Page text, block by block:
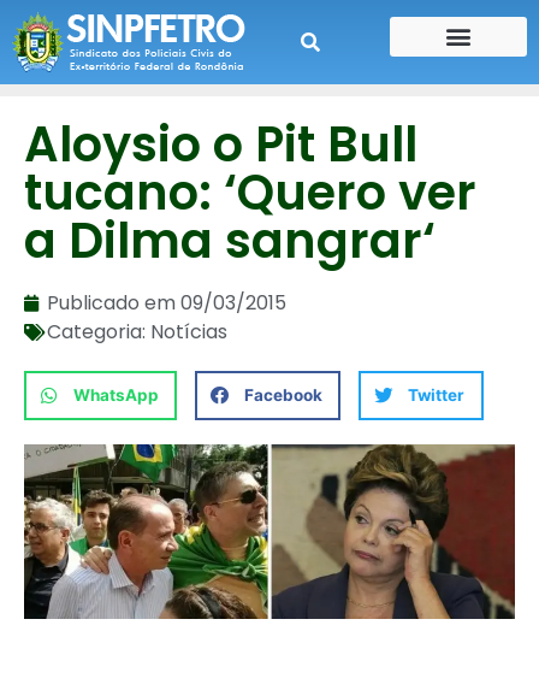
Aloysio o Pit Bull
tucano: ‘Quero ver
a Dilma sangrar‘
Publicado em09/03/2015
Categoria: Notícias
WhatsApp Facebook Twitter